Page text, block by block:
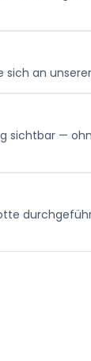
sich an
sichtbar —